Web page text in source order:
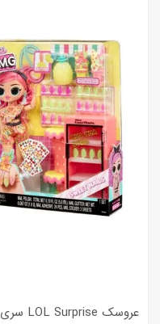
عروسک LOL Surprise سری OMG مدل Pinky Pops Fruit shop